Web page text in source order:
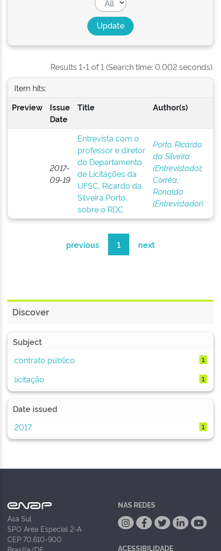
Results 1-1 of 1 (Search time: 0.002 seconds).
Item hits:
Preview
Issue
Date
Title Author(s)
2017-
09-19
Entrevista com o
professor e diretor
do Departamento
de Licitações da
UFSC, Ricardo da
Silveira Porto,
sobre o RDC
Porto, Ricardo
da Silveira
(Entrevistado);
Corrêa,
Ronaldo
(Entrevistador)
previous 1 next
Discover
Subject
contrato público
1
licitação 1
Date issued
2017
1
Asa Sul
SPO Área Especial 2-A
CEP 70.610-900
NAS REDES
ACESSIBILIDADE